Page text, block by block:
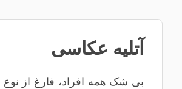
آتلیه عکاسی
بی شک همه افراد، فارغ از نوع